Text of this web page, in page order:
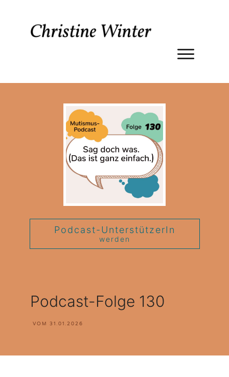
Podcast-UnterstützerIn
werden
Podcast-Folge 130
VOM 31.01.2026